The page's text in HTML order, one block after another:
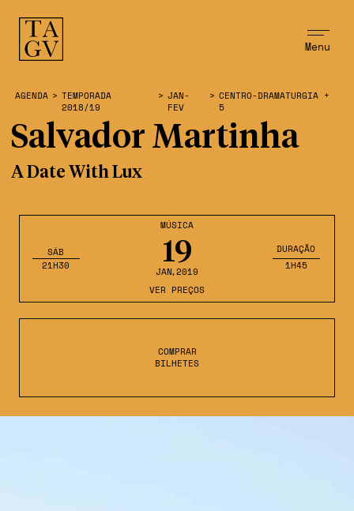
Menu
MÚSICA
19
JAN,2019
SÁB
21H30
DURAÇÃO
1H45
VER PREÇOS
COMPRAR
BILHETES
AGENDA > TEMPORADA
2018/19
> JAN-
FEV
> CENTRO-DRAMATURGIA +
5
Salvador Martinha
A Date With Lux